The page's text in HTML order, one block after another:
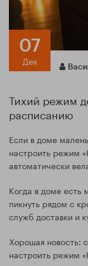
07
Дек
Тихий режим
расписанию
Если в доме
настроить режим
автоматически
Когда в доме есть
пикнуть рядом с
служб доставки и
Хорошая новость:
настроить режим